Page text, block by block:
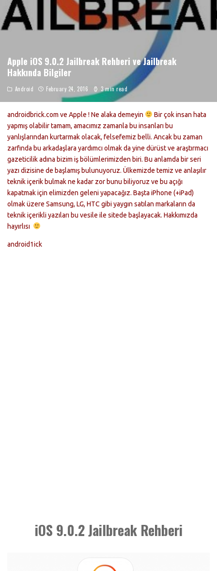
Apple iOS 9.0.2 Jailbreak Rehberi ve Jailbreak
Hakkında Bilgiler
Android February 24, 2016 3 min read
androidbrick.com ve Apple ! Ne alaka demeyin
Bir çok insan hata
yapmış olabilir tamam, amacımız zamanla bu insanları bu
yanlışlarından kurtarmak olacak, felsefemiz belli. Ancak bu zaman
zarfında bu arkadaşlara yardımcı olmak da yine dürüst ve araştırmacı
gazeticilik adına bizim iş bölümlerimizden biri. Bu anlamda bir seri
yazı dizisine de başlamış bulunuyoruz. Ülkemizde temiz ve anlaşılır
teknik içerik bulmak ne kadar zor bunu biliyoruz ve bu açığı
kapatmak için elimizden geleni yapacağız. Başta iPhone (+iPad)
olmak üzere Samsung, LG, HTC gibi yaygın satılan markaların da
teknik içerikli yazıları bu vesile ile sitede başlayacak. Hakkımızda
hayırlısı
android1ick
iOS 9.0.2 Jailbreak Rehberi